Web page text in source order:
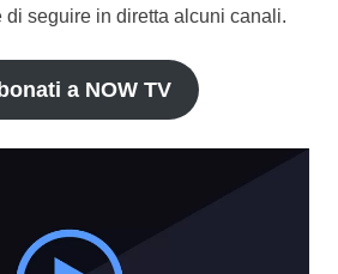
seguire in diretta alcuni canali.
a NOW TV